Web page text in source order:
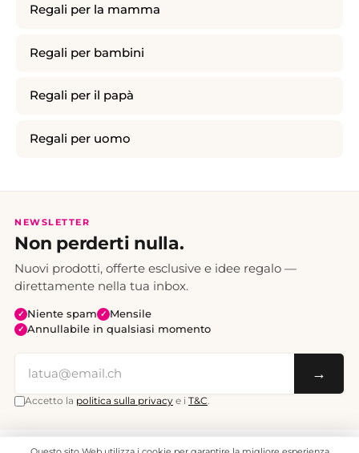
Regali per la mamma
Regali per bambini
Regali per il papà
Regali per uomo
NEWSLETTER
Non perderti nulla.
Nuovi prodotti, offerte esclusive e idee regalo —
direttamente nella tua inbox.
✓ Niente spam ✓ Mensile
✓ Annullabile in qualsiasi momento
→
Accetto la politica sulla privacy e i T&C.
Tutti i prezzi sono IVA inclusa. Spedizione CHF 6.95, gratuita a partire da CHF 70.